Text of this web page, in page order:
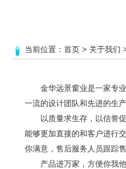
当前位置： 首页 > 关于我们
金华远景窗业是一家专业
一流的设计团队和先进的生
以质量求生存，以信誉促
能够更加直接的和客户进行
你满意，售后服务人员跟踪
产品进万家，方便你我他